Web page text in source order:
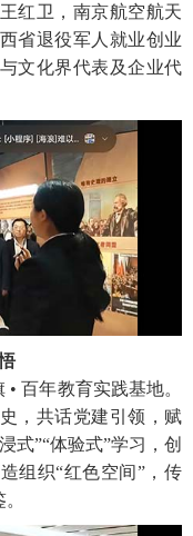
红卫，南京航空航天
省退役军人就业创业
文化界代表及企业代
百年教育实践基地。
，共话党建引领，赋
式”“体验式”学习，创
组织“红色空间”，传